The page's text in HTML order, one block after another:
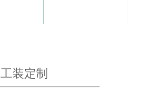
工装定制